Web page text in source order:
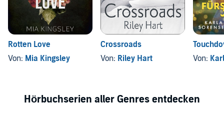
Rotten Love
Von: Mia Kingsley
Crossroads
Von: Riley Hart
Von:
Hörbuchserien aller Genres entdecken